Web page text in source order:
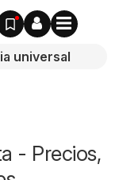
- Precios,